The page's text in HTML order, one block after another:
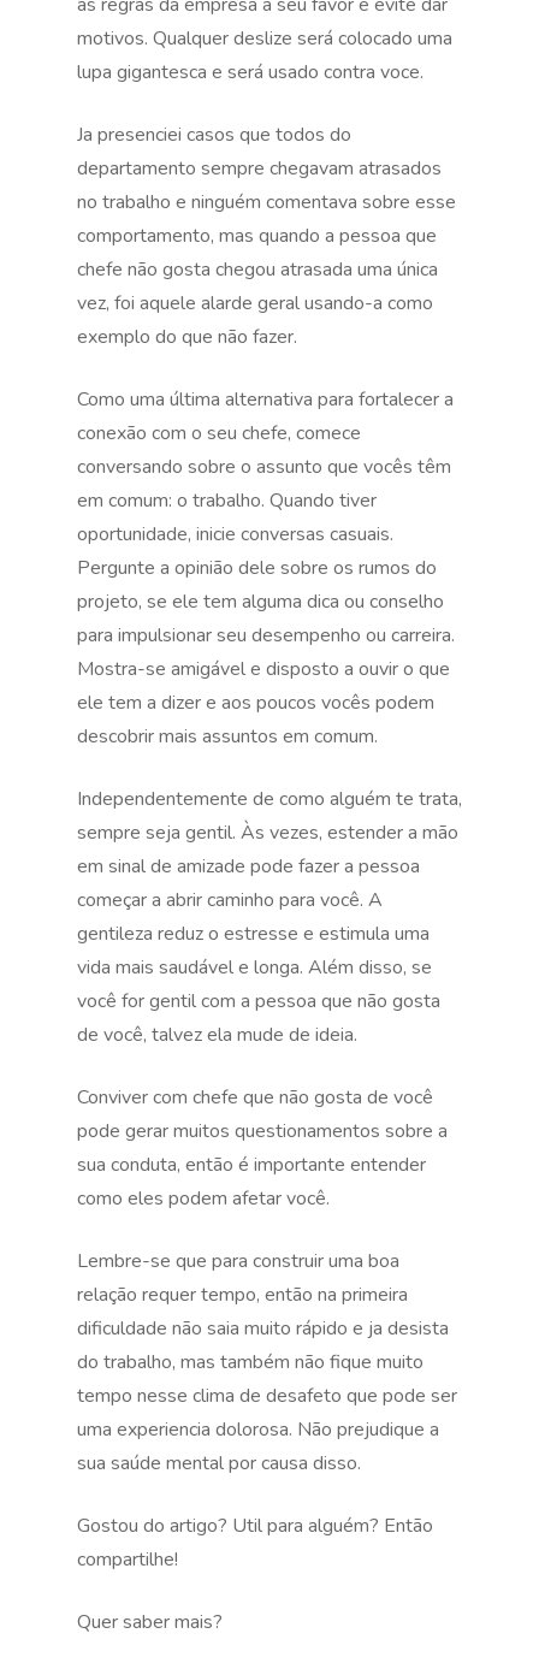
motivos. Qualquer deslize será colocado uma
lupa gigantesca e será usado contra voce.
Ja presenciei casos que todos do
departamento sempre chegavam atrasados
no trabalho e ninguém comentava sobre esse
comportamento, mas quando a pessoa que
chefe não gosta chegou atrasada uma única
vez, foi aquele alarde geral usando-a como
exemplo do que não fazer.
Como uma última alternativa para fortalecer a
conexão com o seu chefe, comece
conversando sobre o assunto que vocês têm
em comum: o trabalho. Quando tiver
oportunidade, inicie conversas casuais.
Pergunte a opinião dele sobre os rumos do
projeto, se ele tem alguma dica ou conselho
para impulsionar seu desempenho ou carreira.
Mostra-se amigável e disposto a ouvir o que
ele tem a dizer e aos poucos vocês podem
descobrir mais assuntos em comum.
Independentemente de como alguém te trata,
sempre seja gentil. Às vezes, estender a mão
em sinal de amizade pode fazer a pessoa
começar a abrir caminho para você. A
gentileza reduz o estresse e estimula uma
vida mais saudável e longa. Além disso, se
você for gentil com a pessoa que não gosta
de você, talvez ela mude de ideia.
Conviver com chefe que não gosta de você
pode gerar muitos questionamentos sobre a
sua conduta, então é importante entender
como eles podem afetar você.
Lembre-se que para construir uma boa
relação requer tempo, então na primeira
dificuldade não saia muito rápido e ja desista
do trabalho, mas também não fique muito
tempo nesse clima de desafeto que pode ser
uma experiencia dolorosa. Não prejudique a
sua saúde mental por causa disso.
Gostou do artigo? Util para alguém? Então
compartilhe!
Quer saber mais?